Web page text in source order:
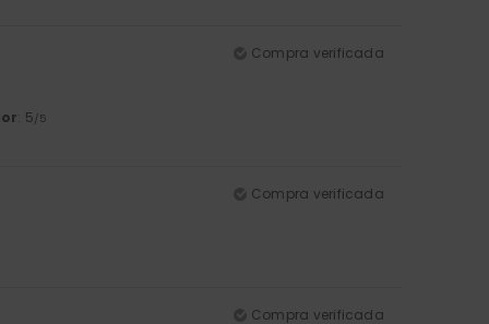
Compra verificada
: 5/5
Compra verificada
Compra verificada